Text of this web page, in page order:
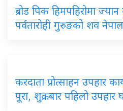
ब्रोड पिक हिमपहिरोमा ज्यान
पर्वतारोही गुरुङको शव
करदाता प्रोत्साहन उपहार
पूरा, शुक्रबार पहिलो उपहार